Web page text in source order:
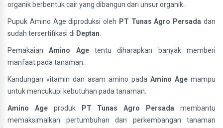
organik berbentuk cair yang dibangun dari unsur organik.
Pupuk Amino Age diproduksi oleh PT Tunas Agro Persada dan
sudah tersertifikasi di Deptan
PemakaianAmino Agetentu diharapkan banyak memberi
manfaat pada tanaman.
Kandungan vitamin dan asam amino pada Amino Age mampu
untuk mencukupi kebutuhan pada tanaman.
Amino Ageproduk PT Tunas Agro Persada membantu
memaksimalkan pertumbuhan dan perkembangan tanaman